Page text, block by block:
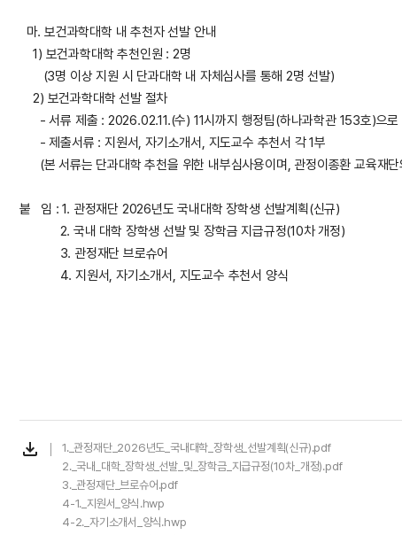
마. 보건과학대학 내 추천자 선발 안내
1) 보건과학대학 추천인원 : 2명
(3명 이상 지원 시 단과대학 내 자체심사를 통해 2명 선발)
2) 보건과학대학 선발 절차
- 서류 제출 : 2026.02.11.(수) 11시까지 행정팀(하나과학관 153호)으로
- 제출서류 : 지원서, 자기소개서, 지도교수 추천서 각 1부
(본 서류는 단과대학 추천을 위한 내부심사용이며, 관정이종환 교육재단
붙 임 : 1. 관정재단 2026년도 국내대학 장학생 선발계획(신규)
2. 국내 대학 장학생 선발 및 장학금 지급규정(10차 개정)
3. 관정재단 브로슈어
4. 지원서, 자기소개서, 지도교수 추천서 양식
file_download
1._관정재단_2026년도_국내대학_장학생_선발계획(신규).pdf
2._국내_대학_장학생_선발_및_장학금_지급규정(10차_개정).pdf
3._관정재단_브로슈어.pdf
4-1._지원서_양식.hwp
4-2._자기소개서_양식.hwp